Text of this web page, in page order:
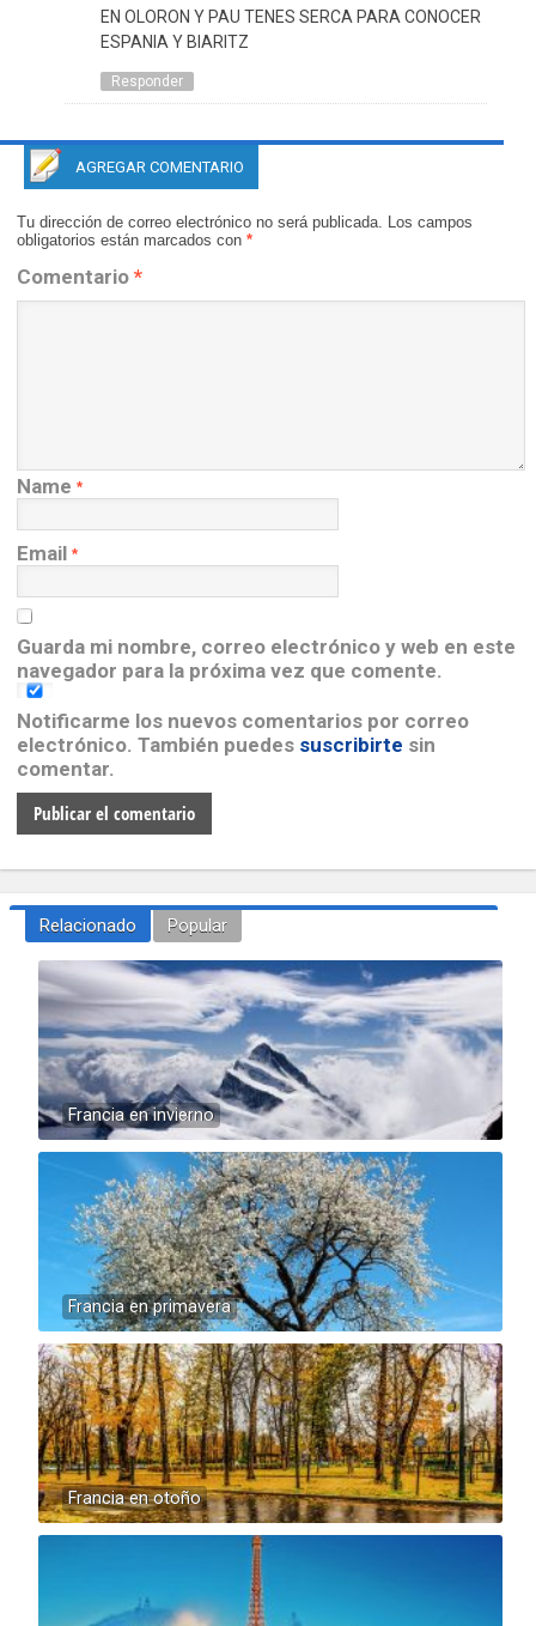
EN OLORON Y PAU TENES SERCA PARA CONOCER
ESPANIA Y BIARITZ
Responder
AGREGAR COMENTARIO
Tu dirección de correo electrónico no será publicada. Los campos
obligatorios están marcados con *
Comentario *
Name *
Email *
Guarda mi nombre, correo electrónico y web en este
navegador para la próxima vez que comente.
Notificarme los nuevos comentarios por correo
electrónico. También puedes suscribirte sin
comentar.
Relacionado Popular
Francia en invierno
Francia en primavera
Francia en otoño